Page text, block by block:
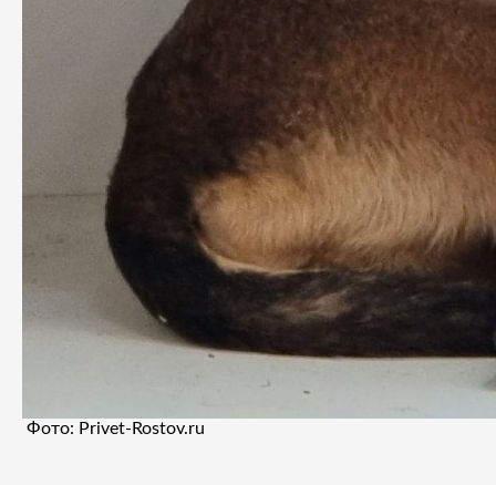
Фото: Privet-Rostov.ru